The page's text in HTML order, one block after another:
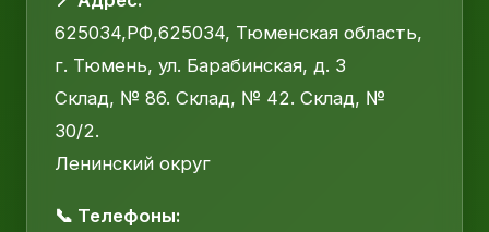
625034,РФ,625034, Тюменская область,
г. Тюмень, ул. Барабинская, д. 3
Склад, № 86. Склад, № 42. Склад, №
30/2.
Ленинский округ
📞 Телефоны: